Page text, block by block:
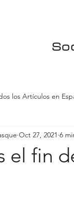
los Artículos en
el fin
Oct 27, 2021 6